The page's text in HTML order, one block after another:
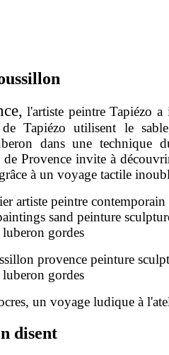
l'artiste peintre Tapiézo a
de Tapiézo utilisent le
dans une technique
Provence invite à
à un voyage tactile
un voyage ludique à l'a
disent